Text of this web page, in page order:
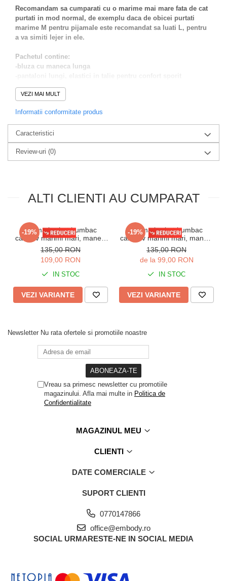
Recomandam sa cumparati cu o marime mai mare fata de cat
purtati in mod normal, de exemplu daca de obicei purtati
marime M pentru pijamale este recomandat sa luati L, pentru
a va simiti lejer in ele.
Pachetul contine:
-bluza cu maneca lunga
Alege sa te simti bine in pielea ta purtand aceasta pijama atat
pe timp de zi cat si noaptea.
Intretinere:
Se spala la maxim 40 grade, se calca la 130 grade, nu se folosesc
inalbitori.
Compozitie :bumbac
VEZI MAI MULT
Informatii conformitate produs
Caracteristici
Review-uri (0)
ALTI CLIENTI AU CUMPARAT
-19%
Pijama barbat bumbac
calitativ marimi mari, maneci
si pantaloni lungi cu buzunare
bleumarin 201/205
135,00 RON
109,00 RON
IN STOC
VEZI VARIANTE
-19%
Pijama barbat bumbac
calitaitiv marimi mari, maneci
si pantaloni lungi cu buzunare
visiniu 205
135,00 RON
de la 99,00 RON
IN STOC
VEZI VARIANTE
Newsletter Nu rata ofertele si promotiile noastre
Vreau sa primesc newsletter cu promotiile
magazinului. Afla mai multe in Politica de
Confidentialitate
MAGAZINUL MEU
CLIENTI
DATE COMERCIALE
SUPORT CLIENTI
0770147866
office@embody.ro
SOCIAL URMARESTE-NE IN SOCIAL MEDIA